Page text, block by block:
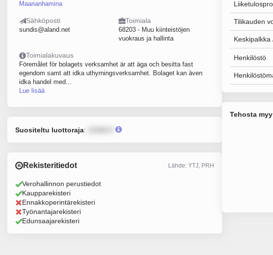
Maarianhamina
Sähköposti
sundis@aland.net
Toimiala
68203 - Muu kiinteistöjen
vuokraus ja hallinta
Toimialakuvaus
Föremålet för bolagets verksamhet är att äga och besitta fast
egendom samt att idka uthyrningsverksamhet. Bolaget kan även
idka handel med...
Lue lisää
Suositeltu luottoraja:
Rekisteritiedot Lähde: YTJ, PRH
Verohallinnon perustiedot
Kaupparekisteri
Ennakkoperintärekisteri
Työnantajarekisteri
Edunsaajarekisteri
Tilikauden
Keskipalkka
Henkilöstö
Tehosta